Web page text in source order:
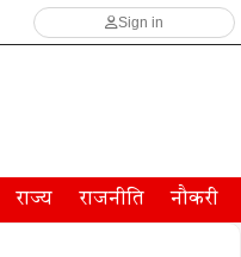
Sign in
राज्य राजनीति नौकरी